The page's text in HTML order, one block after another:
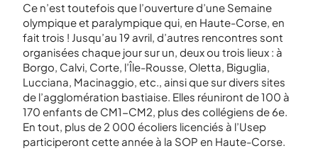
Ce n’est toutefois que l’ouverture d’une Semaine
olympique et paralympique qui, en Haute-Corse, en
fait trois ! Jusqu’au 19 avril, d’autres rencontres sont
organisées chaque jour sur un, deux ou trois lieux : à
Borgo, Calvi, Corte, l’Île-Rousse, Oletta, Biguglia,
Lucciana, Macinaggio, etc., ainsi que sur divers sites
de l’agglomération bastiaise. Elles réuniront de 100 à
170 enfants de CM1-CM2, plus des collégiens de 6e.
En tout, plus de 2 000 écoliers licenciés à l’Usep
participeront cette année à la SOP en Haute-Corse.